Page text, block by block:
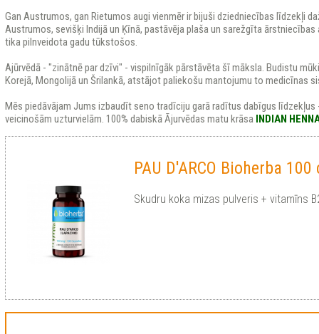
Gan Austrumos, gan Rietumos augi vienmēr ir bijuši dziedniecības līdzekļi
Austrumos, sevišķi Indijā un Ķīnā, pastāvēja plaša un sarežgīta
tika pilnveidota gadu tūkstošos.
Ajūrvēdā - "zinātnē par dzīvi" - vispilnīgāk pārstāvēta šī māksla. Budistu
Korejā, Mongolijā un Šrilankā, atstājot paliekošu mantojumu to medicīnas
Mēs piedāvājam Jums izbaudīt seno tradīciju garā radītus dabīgus
veicinošām uzturvielām. 100% dabiskā Ājurvēdas matu krāsa INDIAN
PAU D'ARCO Bioherba
Skudru koka mizas pulveris + vitamīns